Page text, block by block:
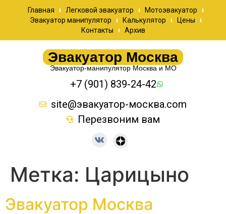
Главная Легковой эвакуатор
Мотоэвакуатор
Эвакуатор манипулятор
Калькулятор
Цены
Контакты
Архив
Эвакуатор Москва
Эвакуатор-манипулятор Москва и МО
+7 (901) 839-24-42
site@эвакуатор-москва.com
Перезвоним вам
Метка: Царицыно
Эвакуатор Москва